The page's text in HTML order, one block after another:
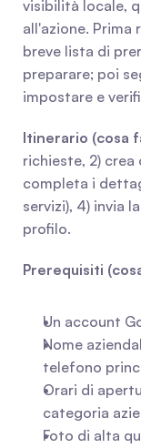
visibilità locale,
all'azione. Prima
breve lista di
preparare; poi
impostare e
Itinerario (cosa
richieste, 2)
completa i
servizi), 4) invia
profilo.
Prerequisiti
Un account
Nome
telefono
Orari di
categoria
Foto di alta